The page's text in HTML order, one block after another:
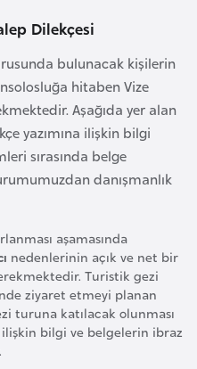
Dilekçesi
bulunacak kişilerin
hitaben Vize
Aşağıda yer alan
yazımına ilişkin bilgi
sırasında belge
danışmanlık
aşamasında
nedenlerinin açık ve net bir
Turistik gezi
ziyaret etmeyi planan
turuna katılacak olunması
bilgi ve belgelerin ibraz